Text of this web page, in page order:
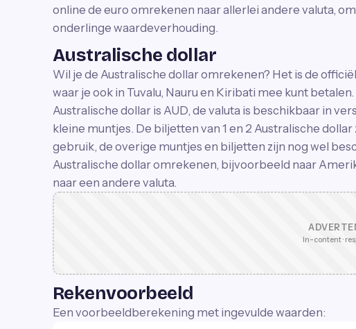
online de euro omrekenen naar allerlei andere valuta,
onderlinge waardeverhouding.
Australische dollar
Wil je de Australische dollar omrekenen? Het is de
waar je ook in Tuvalu, Nauru en Kiribati mee kunt
Australische dollar is AUD, de valuta is beschikbaar in
kleine muntjes. De biljetten van 1 en 2 Australische
gebruik, de overige muntjes en biljetten zijn nog wel
Australische dollar omrekenen, bijvoorbeeld naar
naar een andere valuta.
In-content ·
Rekenvoorbeeld
Een voorbeeldberekening met ingevulde waarden: